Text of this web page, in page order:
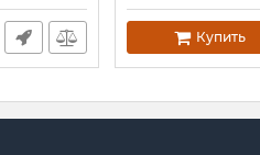
Купить